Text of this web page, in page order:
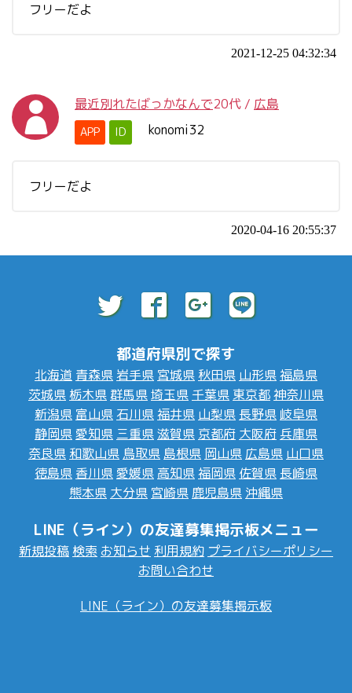
フリーだよ
2021-12-25 04:32:34
最近別れたばっかなんで20代 / 広島
APP ID konomi32
フリーだよ
2020-04-16 20:55:37
都道府県別で探す
北海道 青森県 岩手県 宮城県 秋田県 山形県福島県
茨城県 栃木県群馬県埼玉県 千葉県 東京都神奈川県
新潟県 富山県 石川県福井県 山梨県 長野県 岐阜県
静岡県愛知県 三重県滋賀県 京都府 大阪府 兵庫県
奈良県 和歌山県 鳥取県 島根県 岡山県 広島県 山口県
徳島県 香川県愛媛県 高知県福岡県 佐賀県 長崎県
熊本県 大分県 宮崎県 鹿児島県 沖縄県
LINE（ライン）の友達募集掲示板メニュー
新規投稿 検索 お知らせ 利用規約 プライバシーポリシー
お問い合わせ
LINE（ライン）の友達募集掲示板